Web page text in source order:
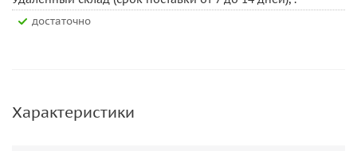
Достаточно
Характеристики